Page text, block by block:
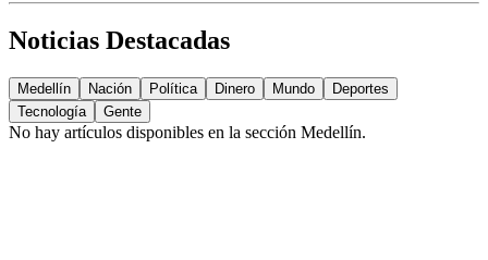
Noticias Destacadas
Medellín Nación Política Dinero Mundo
Deportes
Tecnología
Gente
No hay artículos disponibles en la sección Medellín.